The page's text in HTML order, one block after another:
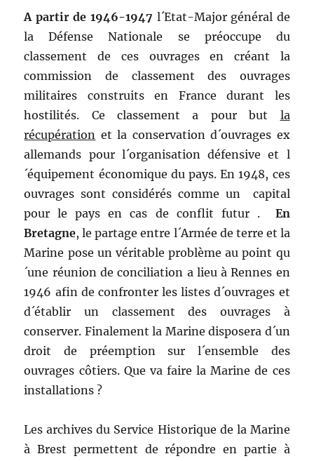
A partir de 1946-1947 l´Etat-Major général de
la Défense Nationale se préoccupe du
classement de ces ouvrages en créant la
commission de classement des ouvrages
militaires construits en France durant les
hostilités. Ce classement a pour but la
récupération et la conservation d´ouvrages ex
allemands pour l´organisation défensive et l
´équipement économique du pays. En 1948, ces
ouvrages sont considérés comme un capital
pour le pays en cas de conflit futur .
En
Bretagne, le partage entre l´Armée de terre et la
Marine pose un véritable problème au point qu
´une réunion de conciliation a lieu à Rennes en
1946 afin de confronter les listes d´ouvrages et
d´établir un classement des ouvrages à
conserver. Finalement la Marine disposera d´un
droit de préemption sur l´ensemble des
ouvrages côtiers. Que va faire la Marine de ces
installations ?
Les archives du Service Historique de la Marine
à Brest permettent de répondre en partie à